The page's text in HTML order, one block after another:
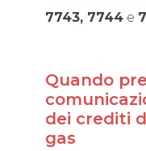
7743, 7744 e
Quando
dei crediti
gas